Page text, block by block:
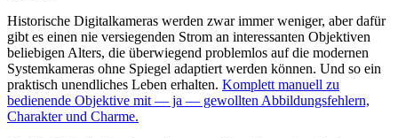
Historische Digitalkameras werden zwar immer weniger, aber dafür
gibt es einen nie versiegenden Strom an interessanten Objektiven
beliebigen Alters, die überwiegend problemlos auf die modernen
Systemkameras ohne Spiegel adaptiert werden können. Und so ein
praktisch unendliches Leben erhalten. Komplett manuell zu
bedienende Objektive mit — ja — gewollten Abbildungsfehlern,
Charakter und Charme.